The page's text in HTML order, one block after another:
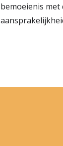
bemoeienis